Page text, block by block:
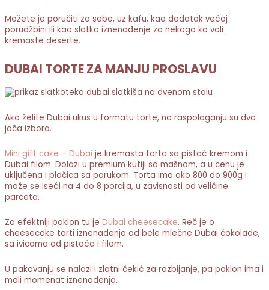
Možete je poručiti za sebe, uz kafu, kao dodatak većoj
porudžbini ili kao slatko iznenađenje za nekoga ko voli
kremaste deserte.
DUBAI TORTE ZA MANJU PROSLAVU
Ako želite Dubai ukus u formatu torte, na raspolaganju su dva
jača izbora.
Mini gift cake – Dubai je kremasta torta sa pistać kremom i
Dubai filom. Dolazi u premium kutiji sa mašnom, a u cenu je
uključena i pločica sa porukom. Torta ima oko 800 do 900g i
može se iseći na 4 do 8 porcija, u zavisnosti od veličine
parčeta.
Za efektniji poklon tu je Dubai cheesecake. Reč je o
cheesecake torti iznenađenja od bele mlečne Dubai čokolade,
sa ivicama od pistaća i filom.
U pakovanju se nalazi i zlatni čekić za razbijanje, pa poklon ima i
mali momenat iznenađenja.